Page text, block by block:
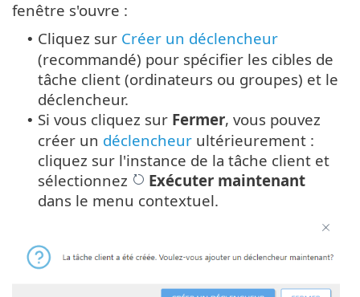
fenêtre s'ouvre :
• Cliquez sur Créer un déclencheur
(recommandé) pour spécifier les cibles de
tâche client (ordinateurs ou groupes) et le
déclencheur.
• Si vous cliquez sur Fermer, vous pouvez
créer un déclencheur ultérieurement :
cliquez sur l'instance de la tâche client et
sélectionnez
Exécuter maintenant
dans le menu contextuel.